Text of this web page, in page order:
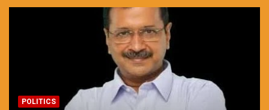
POLITICS